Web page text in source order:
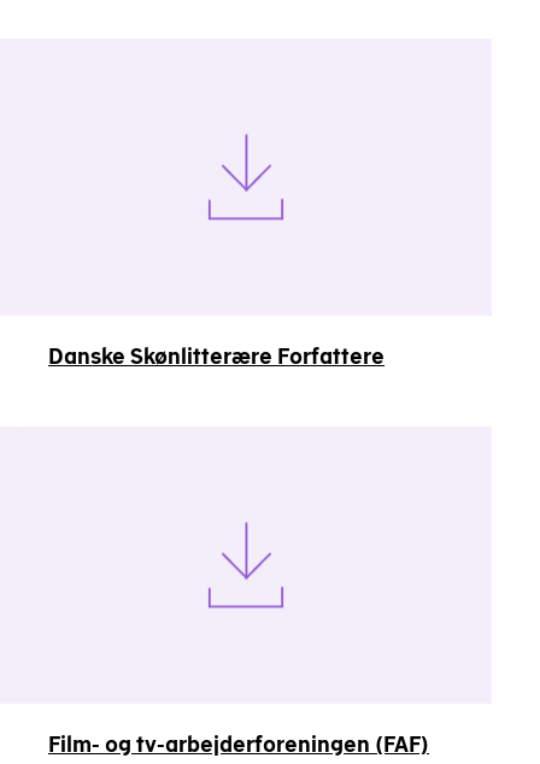
Danske Skønlitterære Forfattere
Film- og tv-arbejderforeningen (FAF)